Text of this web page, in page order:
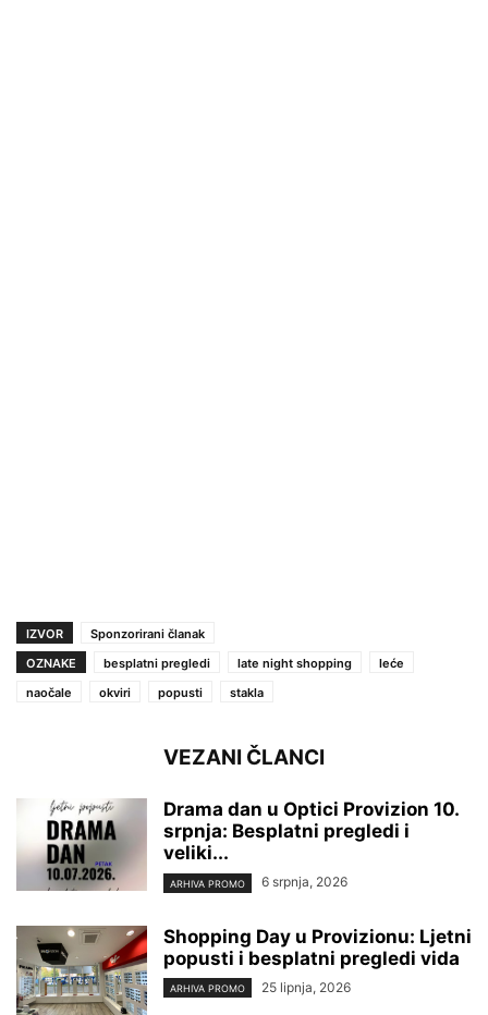
IZVOR
Sponzorirani članak
OZNAKE
besplatni pregledi late night shopping
leće
naočale
okviri popusti stakla
VEZANI ČLANCI
Drama dan u Optici Provizion 10.
srpnja: Besplatni pregledi i
veliki...
ARHIVA PROMO 6 srpnja, 2026
Shopping Day u Provizionu: Ljetni
popusti i besplatni pregledi vida
ARHIVA PROMO 25 lipnja, 2026